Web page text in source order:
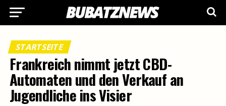
STARTSEITE
Frankreich nimmt jetzt CBD-
Automaten und den Verkauf an
Jugendliche ins Visier